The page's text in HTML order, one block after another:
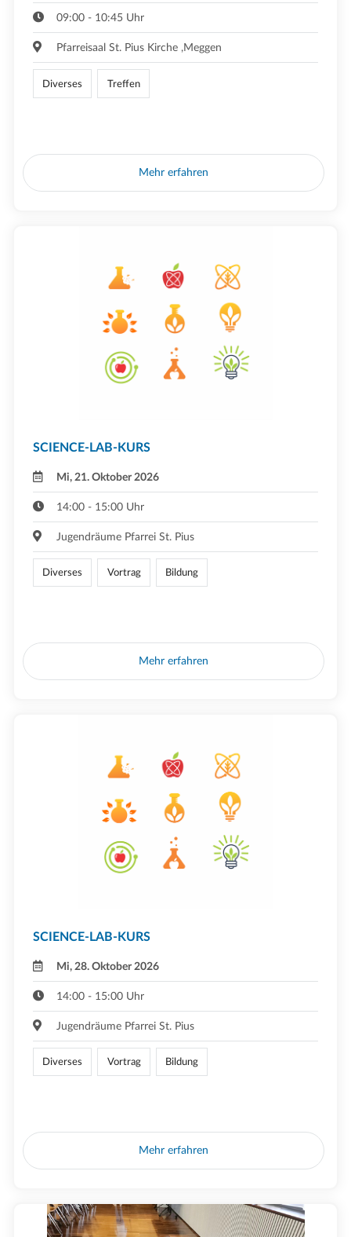
09:00 - 10:45 Uhr
Pfarreisaal St. Pius Kirche ,Meggen
Diverses Treffen
Mehr erfahren
SCIENCE-LAB-KURS
Mi, 21. Oktober 2026
14:00 - 15:00 Uhr
Jugendräume Pfarrei St. Pius
Diverses Vortrag Bildung
Mehr erfahren
SCIENCE-LAB-KURS
Mi, 28. Oktober 2026
14:00 - 15:00 Uhr
Jugendräume Pfarrei St. Pius
Diverses Vortrag Bildung
Mehr erfahren